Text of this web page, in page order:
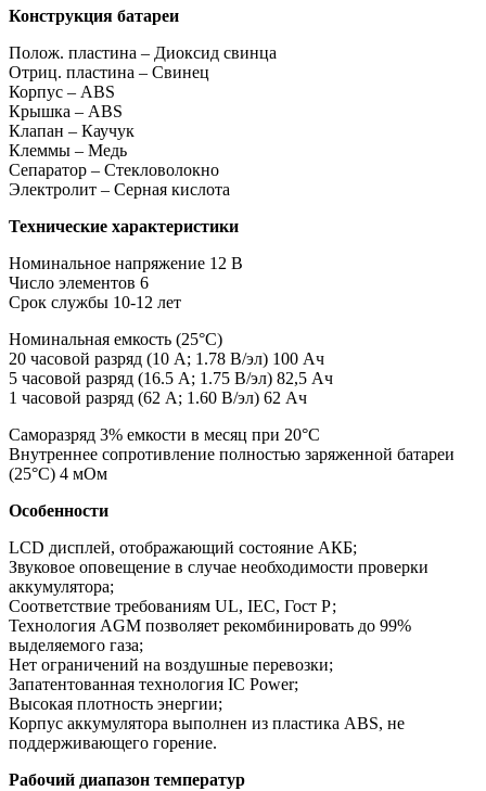
Конструкция батареи
Полож. пластина – Диоксид свинца
Отриц. пластина – Свинец
Корпус – ABS
Крышка – ABS
Клапан – Каучук
Клеммы – Медь
Сепаратор – Стекловолокно
Электролит – Серная кислота
Технические характеристики
Номинальное напряжение 12 В
Число элементов 6
Срок службы 10-12 лет
Номинальная емкость (25°С)
20 часовой разряд (10 А; 1.78 В/эл) 100 Ач
5 часовой разряд (16.5 А; 1.75 В/эл) 82,5 Ач
1 часовой разряд (62 А; 1.60 В/эл) 62 Ач
Саморазряд 3% емкости в месяц при 20°С
Внутреннее сопротивление полностью заряженной батареи
(25°С) 4 мОм
Особенности
LCD дисплей, отображающий состояние АКБ;
Звуковое оповещение в случае необходимости проверки
аккумулятора;
Соответствие требованиям UL, IEC, Гост Р;
Технология AGM позволяет рекомбинировать до 99%
выделяемого газа;
Нет ограничений на воздушные перевозки;
Запатентованная технология IC Power;
Высокая плотность энергии;
Корпус аккумулятора выполнен из пластика ABS, не
поддерживающего горение.
Рабочий диапазон температур